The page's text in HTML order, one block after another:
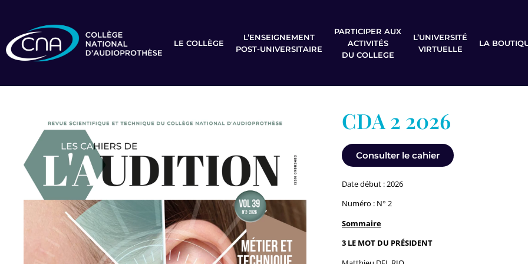
LE COLLÈGE
L’ENSEIGNEMENT
POST-UNIVERSITAIRE
PARTICIPER AUX
ACTIVITÉS
DU COLLEGE
L’UNIVERSITÉ
VIRTUELLE
LA
CDA 2 2026
Consulter le cahier
Date début : 2026
Numéro : N° 2
Sommaire
3 LE MOT DU PRÉSIDENT